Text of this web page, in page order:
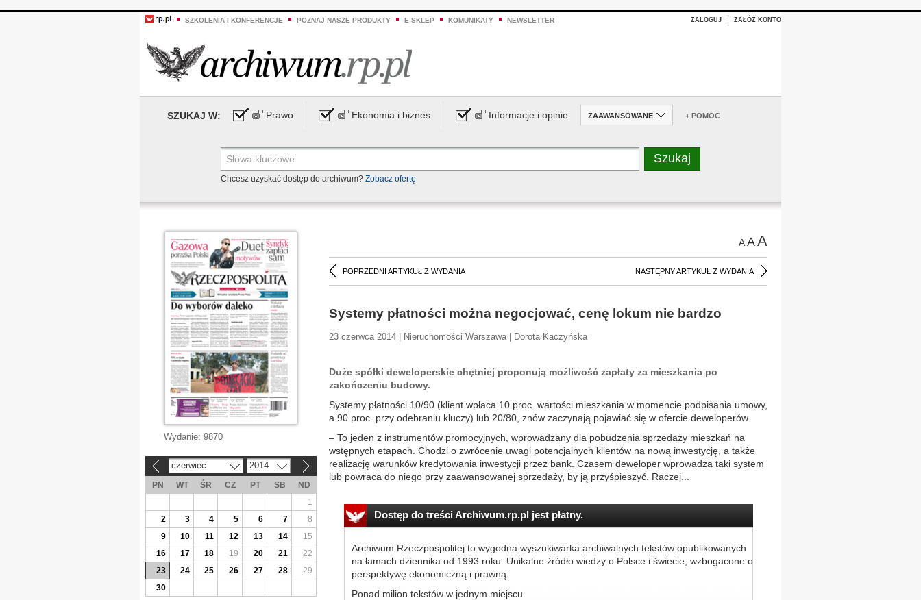
SZKOLENIA I KONFERENCJE POZNAJ NASZE PRODUKTY E-SKLEP KOMUNIKATY NEWSLETTER ZALOGUJ ZAŁÓŻ KONTO
SZUKAJ W: Prawo Ekonomia i biznes Informacje i opinie ZAAWANSOWANE + POMOC
Chcesz uzyskać dostęp do archiwum? Zobacz ofertę
AAA
POPRZEDNI ARTYKUŁ Z WYDANIA NASTĘPNY ARTYKUŁ Z WYDANIA
Systemy płatności można negocjować, cenę lokum nie bardzo
23 czerwca 2014 | Nieruchomości Warszawa | Dorota Kaczyńska
Duże spółki deweloperskie chętniej proponują możliwość zapłaty za mieszkania po
zakończeniu budowy.
Systemy płatności 10/90 (klient wpłaca 10 proc. wartości mieszkania w momencie podpisania umowy,
a 90 proc. przy odebraniu kluczy) lub 20/80, znów zaczynają pojawiać się w ofercie deweloperów.
– To jeden z instrumentów promocyjnych, wprowadzany dla pobudzenia sprzedaży mieszkań na
wstępnych etapach. Chodzi o zwrócenie uwagi potencjalnych klientów na nową inwestycję, a także
realizację warunków kredytowania inwestycji przez bank. Czasem deweloper wprowadza taki system
lub powraca do niego przy zaawansowanej sprzedaży, by ją przyśpieszyć. Raczej...
Dostęp do treści Archiwum.rp.pl jest płatny.
Archiwum Rzeczpospolitej to wygodna wyszukiwarka archiwalnych tekstów opublikowanych
na łamach dziennika od 1993 roku. Unikalne źródło wiedzy o Polsce i świecie, wzbogacone o
perspektywę ekonomiczną i prawną.
Ponad milion tekstów w jednym miejscu.
Wydanie: 9870
czerwiec 2014
PN WT ŚR CZ PT SB
ND
1
2
3 4 5 6 7
8
9
10 11 12 13 14
15
16
17 18 19 20 21
22
23
24 25 26 27 28
29
30